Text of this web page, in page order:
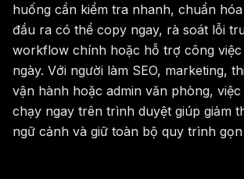
huống cần kiểm tra nhanh, chuẩn
đầu ra có thể copy ngay, rà soát lỗi
workflow chính hoặc hỗ trợ công việc
ngày. Với người làm SEO, marketing,
vận hành hoặc admin văn phòng,
chạy ngay trên trình duyệt giúp giảm
ngữ cảnh và giữ toàn bộ quy trình